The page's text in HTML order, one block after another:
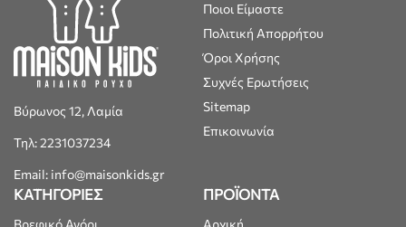
Βύρωνος 12, Λαμία
Τηλ: 2231037234
Email: info@maisonkids.gr
Ποιοι Είμαστε
Πολιτική Απορρήτου
Όροι Χρήσης
Συχνές Ερωτήσεις
Sitemap
Επικοινωνία
ΚΑΤΗΓΟΡΙΕΣ
Βρεφικό Αγόρι
ΠΡΟΪΟΝΤΑ
Αρχική